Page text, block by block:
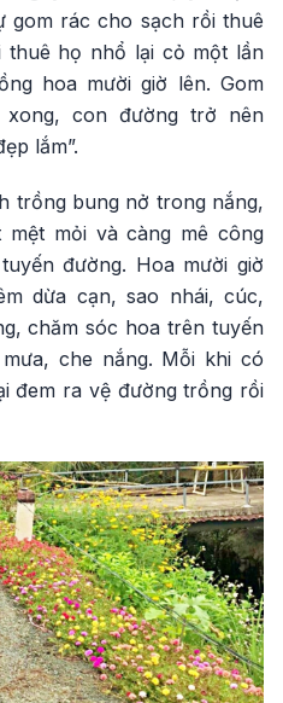
gom rác cho sạch rồi thuê
thuê họ nhổ lại cỏ một lần
hoa mười giờ lên. Gom
con đường trở nên
lắm”.
trồng bung nở trong nắng,
mỏi và càng mê công
đường. Hoa mười giờ
dừa cạn, sao nhái, cúc,
chăm sóc hoa trên tuyến
che nắng. Mỗi khi có
đem ra vệ đường trồng rồi